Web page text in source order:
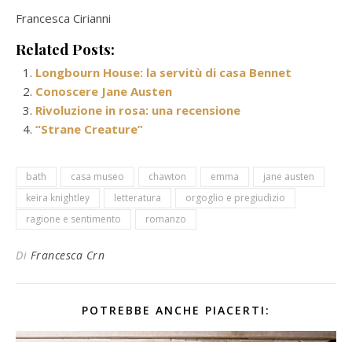
Francesca Cirianni
Related Posts:
Longbourn House: la servitù di casa Bennet
Conoscere Jane Austen
Rivoluzione in rosa: una recensione
“Strane Creature”
bath casa museo chawton emma
jane austen
keira knightley
letteratura
orgoglio e pregiudizio
ragione e sentimento
romanzo
Di Francesca Crn
POTREBBE ANCHE PIACERTI: